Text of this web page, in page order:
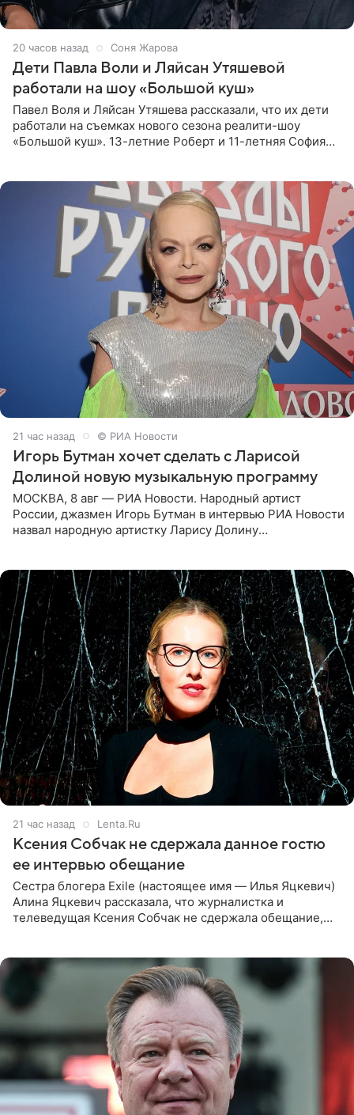
20 часов назад Соня Жарова
Дети Павла Воли и Ляйсан Утяшевой
работали на шоу «Большой куш»
Павел Воля и Ляйсан Утяшева рассказали, что их дети
работали на съемках нового сезона реалити-шоу
«Большой куш». 13-летние Роберт и 11-летняя София
21 час назад © РИА Новости
Игорь Бутман хочет сделать с Ларисой
Долиной новую музыкальную программу
МОСКВА, 8 авг — РИА Новости. Народный артист
России, джазмен Игорь Бутман в интервью РИА Новости
назвал народную артистку Ларису Долину
21 час назад Lenta.Ru
Ксения Собчак не сдержала данное гостю
ее интервью обещание
Сестра блогера Exile (настоящее имя — Илья Яцкевич)
Алина Яцкевич рассказала, что журналистка и
телеведущая Ксения Собчак не сдержала обещание,